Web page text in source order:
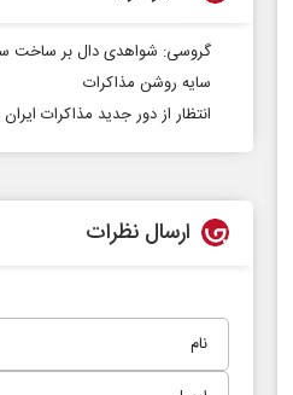
گروسی: شواهدی دال بر ساخت
سایه روشن مذاکرات
انتظار از دور جدید مذاکرات ایران
ارسال نظرات